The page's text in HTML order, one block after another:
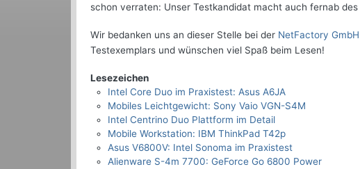
schon verraten: Unser Testkandidat macht auch fernab
Wir bedanken uns an dieser Stelle bei der NetFactory
Testexemplars und wünschen viel Spaß beim Lesen!
Lesezeichen
Intel Core Duo im Praxistest: Asus A6JA
Mobiles Leichtgewicht: Sony Vaio VGN-S4M
Intel Centrino Duo Plattform im Detail
Mobile Workstation: IBM ThinkPad T42p
Asus V6800V: Intel Sonoma im Praxistest
Alienware S-4m 7700: GeForce Go 6800 Power